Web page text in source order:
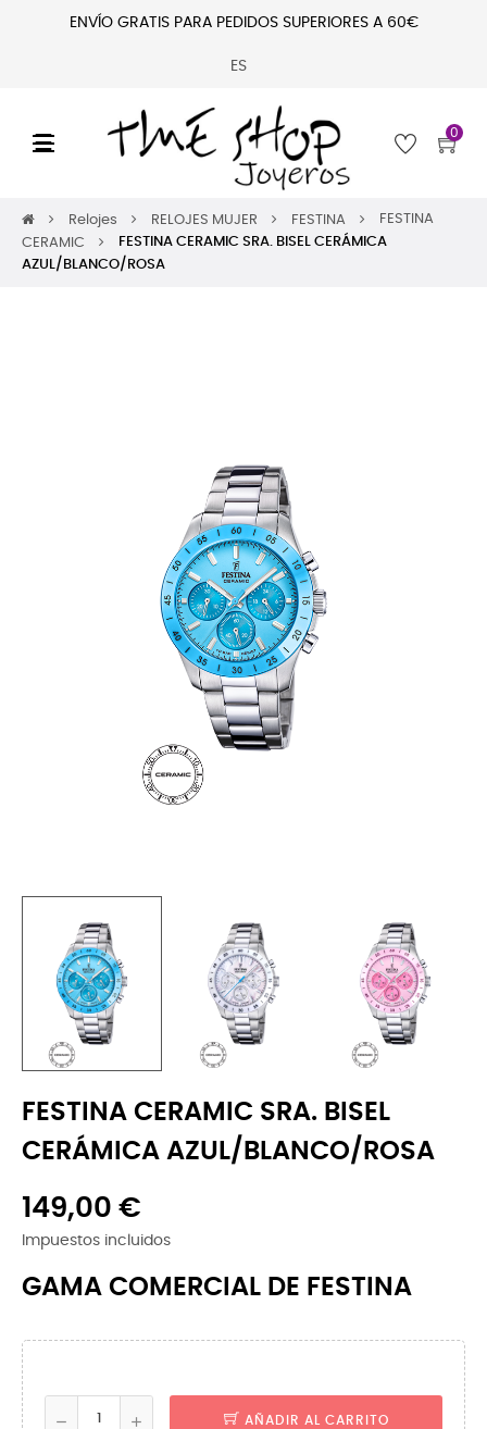
ENVÍO GRATIS PARA PEDIDOS SUPERIORES A 60€
ES
Navegación
☰ 0
Relojes RELOJES MUJER FESTINA
FESTINA
CERAMIC
FESTINA CERAMIC SRA. BISEL CERÁMICA
AZUL/BLANCO/ROSA
FESTINA CERAMIC SRA. BISEL
CERÁMICA AZUL/BLANCO/ROSA
149,00 €
Impuestos incluidos
GAMA COMERCIAL DE FESTINA
AÑADIR AL CARRITO